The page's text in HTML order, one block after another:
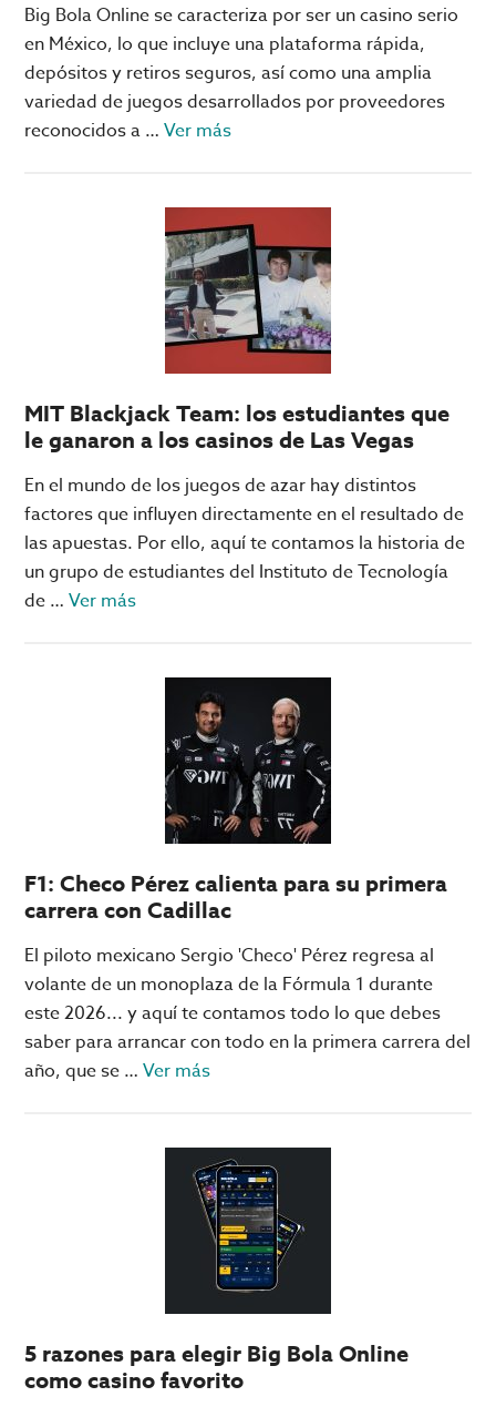
Big Bola Online se caracteriza por ser un casino serio
en México, lo que incluye una plataforma rápida,
depósitos y retiros seguros, así como una amplia
variedad de juegos desarrollados por proveedores
reconocidos a …Ver másacerca
‘imperdibles’
de
RubyPlay
en
Big
Bola
MIT Blackjack Team: los estudiantes que
le ganaron a los casinos de Las Vegas
En el mundo de los juegos de azar hay distintos
factores que influyen directamente en el resultado de
las apuestas. Por ello, aquí te contamos la historia de
un grupo de estudiantes del Instituto de Tecnología
de …Ver másacerca
Blackjack
estudiantes
que
a
los
casinos
Vegas
F1: Checo Pérez calienta para su primera
carrera con Cadillac
El piloto mexicano Sergio 'Checo' Pérez regresa al
volante de un monoplaza de la Fórmula 1 durante
este 2026... y aquí te contamos todo lo que debes
saber para arrancar con todo en la primera carrera del
año, que se …Ver másacerca
Checo
Pérez
calienta
para
su
primera
con
Cadillac
5 razones para elegir Big Bola Online
como casino favorito